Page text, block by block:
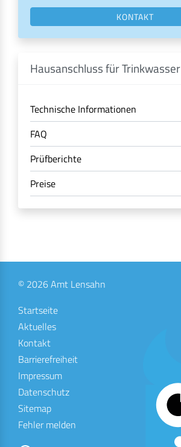
KONTAKT
Hausanschluss für Trinkwasser
Technische Informationen
FAQ
Prüfberichte
Preise
© 2026 Amt Lensahn
Startseite
Aktuelles
Kontakt
Barrierefreiheit
Impressum
Datenschutz
Sitemap
Fehler melden